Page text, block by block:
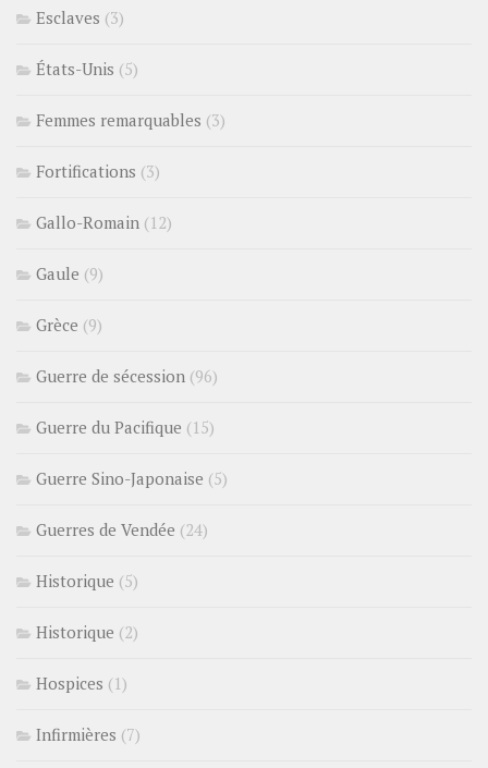
Esclaves (3)
États-Unis (5)
Femmes remarquables (3)
Fortifications (3)
Gallo-Romain (12)
Gaule (9)
Grèce (9)
Guerre de sécession (96)
Guerre du Pacifique (15)
Guerre Sino-Japonaise (5)
Guerres de Vendée (24)
Historique (5)
Historique (2)
Hospices (1)
Infirmières (7)